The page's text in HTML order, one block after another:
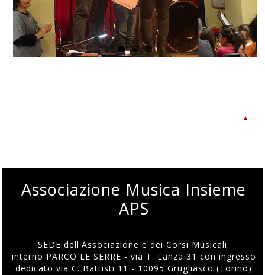
▲
Associazione Musica Insieme
APS
SEDE dell'Associazione e dei Corsi Musicali:
interno PARCO LE SERRE - via T. Lanza 31 con ingresso
dedicato via C. Battisti 11 - 10095 Grugliasco (Torino)